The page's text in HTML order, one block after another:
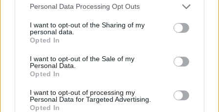
Personal Data Processing Opt Outs
I want to opt-out of the Sharing of my
personal data.
Opted In
I want to opt-out of the Sale of my
Personal Data.
Opted In
I want to opt-out of processing my
Personal Data for Targeted Advertising.
Opted In